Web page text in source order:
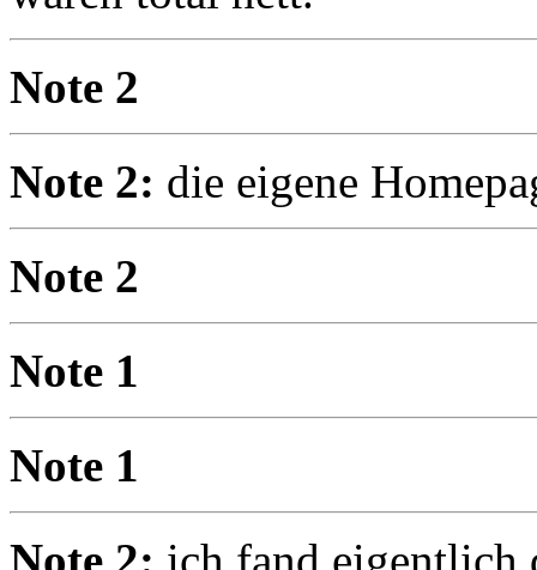
Note 2
Note 2: die eigene
Note 2
Note 1
Note 1
Note 2: ich fand eigentlich